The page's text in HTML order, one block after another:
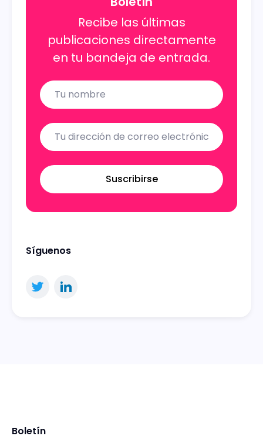
Recibe las últimas
publicaciones directamente
en tu bandeja de entrada.
Name
Email
Suscribirse
Síguenos
Boletín